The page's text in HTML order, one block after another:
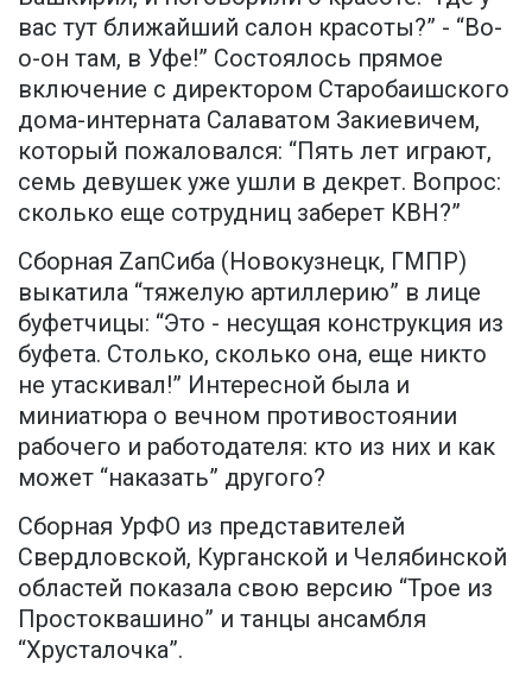
вас тут ближайший салон красоты?” - “Во-
о-он там, в Уфе!” Состоялось прямое
включение с директором Старобаишского
дома-интерната Салаватом Закиевичем,
который пожаловался: “Пять лет играют,
семь девушек уже ушли в декрет. Вопрос:
сколько еще сотрудниц заберет КВН?”
Сборная ZапСиба (Новокузнецк, ГМПР)
выкатила “тяжелую артиллерию” в лице
буфетчицы: “Это - несущая конструкция из
буфета. Столько, сколько она, еще никто
не утаскивал!” Интересной была и
миниатюра о вечном противостоянии
рабочего и работодателя: кто из них и как
может “наказать” другого?
Сборная УрФО из представителей
Свердловской, Курганской и Челябинской
областей показала свою версию “Трое из
Простоквашино” и танцы ансамбля
“Хрусталочка”.